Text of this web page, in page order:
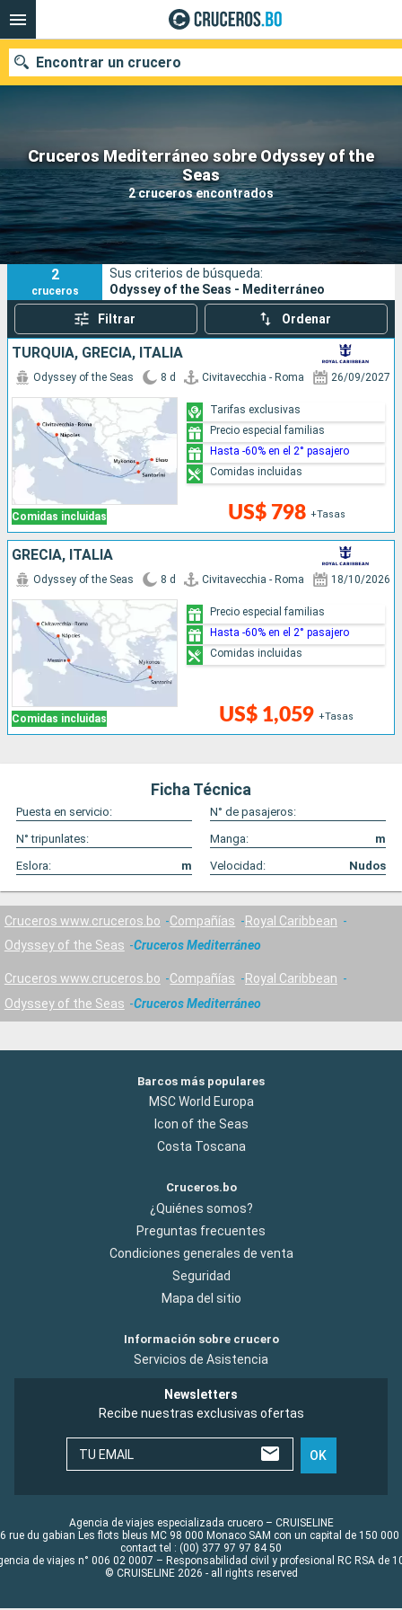
Cruceros Mediterráneo sobre Odyssey of the
Seas
2 cruceros encontrados
Encontrar un crucero
Nuestros destinos
Fecha de salida
Puertos Compañías
Buscar
2
cruceros
Sus criterios de búsqueda:
Odyssey of the Seas - Mediterráneo
Filtrar Ordenar
TURQUÍA, GRECIA, ITALIA
Comidas incluidas
Odyssey of the Seas 8 d Civitavecchia - Roma 26/09/2027
US$ 798 +Tasas
Tarifas exclusivas
Precio especial familias
Hasta -60% en el 2° pasajero
Comidas incluidas
GRECIA, ITALIA
Comidas incluidas
Odyssey of the Seas 8 d Civitavecchia - Roma 18/10/2026
US$ 1,059 +Tasas
Precio especial familias
Hasta -60% en el 2° pasajero
Comidas incluidas
Ficha Técnica
Puesta en servicio:
N° de pasajeros:
N° tripunlates:
Manga:
m
Eslora:
m Velocidad: Nudos
Cruceros www.cruceros.bo Compañías
Royal Caribbean
Odyssey of the Seas
Cruceros Mediterráneo
Cruceros www.cruceros.bo Compañías
Royal Caribbean
Odyssey of the Seas
Cruceros Mediterráneo
Barcos más populares
MSC World Europa
Icon of the Seas
Costa Toscana
Cruceros.bo
¿Quiénes somos?
Preguntas frecuentes
Condiciones generales de venta
Seguridad
Mapa del sitio
Información sobre crucero
Servicios de Asistencia
Newsletters
Recibe nuestras exclusivas ofertas
TU EMAIL OK
Agencia de viajes especializada crucero – CRUISELINE
rue du gabian Les flots bleus MC 98 000 Monaco SAM con un capital de 150 000
contact tel : (00) 377 97 97 84 50
de viajes n° 006 02 0007 – Responsabilidad civil y profesional RC RSA de
© CRUISELINE 2026 - all rights reserved